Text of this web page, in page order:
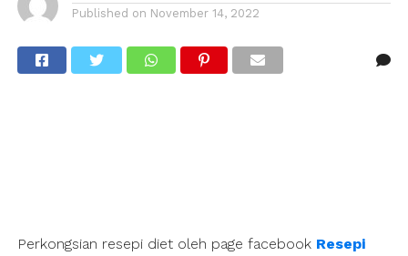
Published on November 14, 2022
Perkongsian resepi diet oleh page facebook Resepi